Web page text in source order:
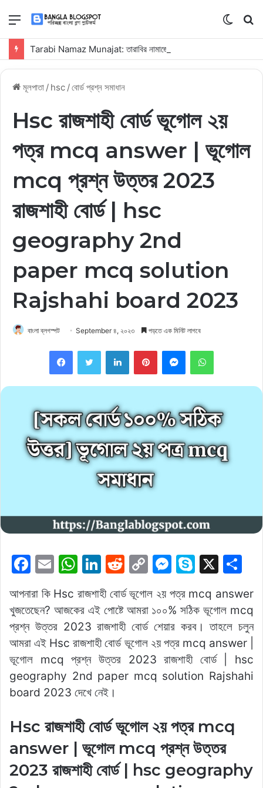
মেনু
Switch
skin
মূলপাতা / hsc /বোর্ড প্রশ্ন সমাধান
Hsc রাজশাহী বোর্ড ভূগোল ২য়
পত্র mcq answer | ভূগোল
mcq প্রশ্ন উত্তর 2023
রাজশাহী বোর্ড | hsc
geography 2nd
paper mcq solution
Rajshahi board 2023
বাংলা ব্লগস্পট September ৪, ২০২৩ পড়তে এক মিনিট লাগবে
FacebookTwitterLinkedInPinterestMessengerWhatsApp
F
c
e
b
o
o
k
E
ai
l
W
at
s
A
p
p
Li
n
k
e
dI
n
R
e
d
di
t
C
p
y
Li
n
k
M
s
s
e
n
g
S
y
p
e
X
ar
e
আপনারা কি Hsc রাজশাহী বোর্ড ভূগোল ২য় পত্র mcq answer
খুজতেছেন? আজকের এই পোষ্টে আমরা ১০০% সঠিক ভূগোল mcq
প্রশ্ন উত্তর 2023 রাজশাহী বোর্ড শেয়ার করব। তাহলে চলুন
আমরা এই Hsc রাজশাহী বোর্ড ভূগোল ২য় পত্র mcq answer |
ভূগোল mcq প্রশ্ন উত্তর 2023 রাজশাহী বোর্ড | hsc
geography 2nd paper mcq solution Rajshahi
board 2023 দেখে নেই।
Hsc রাজশাহী বোর্ড ভূগোল ২য় পত্র mcq
answer | ভূগোল mcq প্রশ্ন উত্তর
2023 রাজশাহী বোর্ড | hsc geography